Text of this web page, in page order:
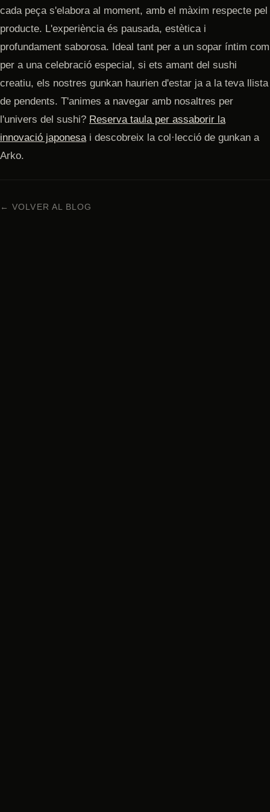
cada peça s'elabora al moment, amb el màxim respecte pel
producte. L'experiència és pausada, estètica i
profundament saborosa. Ideal tant per a un sopar íntim com
per a una celebració especial, si ets amant del sushi
creatiu, els nostres gunkan haurien d'estar ja a la teva llista
de pendents. T'animes a navegar amb nosaltres per
l'univers del sushi? Reserva taula per assaborir la
innovació japonesa i descobreix la col·lecció de gunkan a
Arko.
← VOLVER AL BLOG